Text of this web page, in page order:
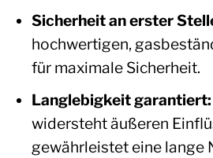
Sicherheit an erster
hochwertigen,
für maximale Sicherheit.
Langlebigkeit garantiert:
widersteht äußeren
gewährleistet eine lange